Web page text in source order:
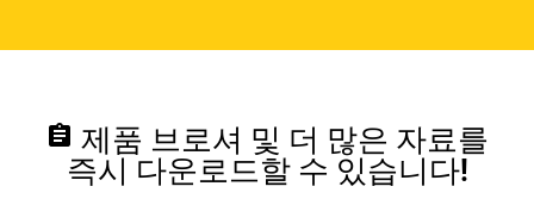
assignment 제품 브로셔 및 더 많은 자료를
즉시 다운로드할 수 있습니다!